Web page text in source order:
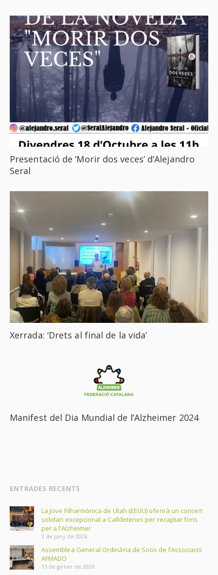
Presentació de ‘Morir dos veces’ d’Alejandro
Seral
Xerrada: ‘Drets al final de la vida’
Manifest del Dia Mundial de l’Alzheimer 2024
ENTRADES RECENTS
La Jove Filharmònica de Utah (EEUU) oferirà un concert
solidari excepcional a Calldetenes per recaptar fons
per a l’Alzheimer
3 de juny de 2026
Assemblea General Ordinària de Socis de l’Associació
AFMADO
13 de gener de 2026